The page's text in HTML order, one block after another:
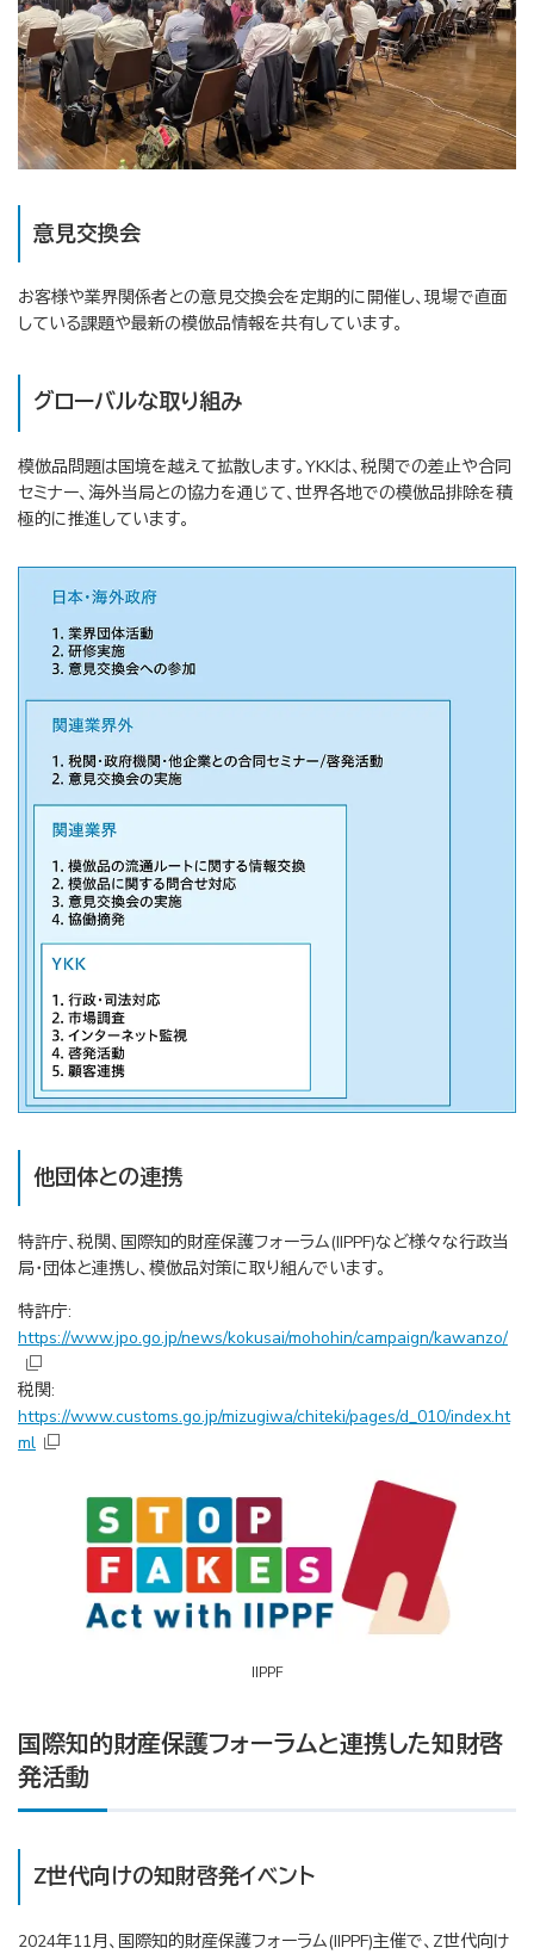
意見交換会
お客様や業界関係者との意見交換会を定期的に開催し、現場で直面
している課題や最新の模倣品情報を共有しています。
グローバルな取り組み
模倣品問題は国境を越えて拡散します。YKKは、税関での差止や合同
セミナー、海外当局との協力を通じて、世界各地での模倣品排除を積
極的に推進しています。
他団体との連携
IIPPF
特許庁、税関、国際知的財産保護フォーラム(IIPPF)など様々な行政当
局・団体と連携し、模倣品対策に取り組んでいます。
特許庁:
https://www.jpo.go.jp/news/kokusai/mohohin/campaign/kawanzo/
税関:
https://www.customs.go.jp/mizugiwa/chiteki/pages/d_010/index.ht
ml
国際知的財産保護フォーラムと連携した知財啓
発活動
Z世代向けの知財啓発イベント
2024年11月、国際知的財産保護フォーラム(IIPPF)主催で、Z世代向け